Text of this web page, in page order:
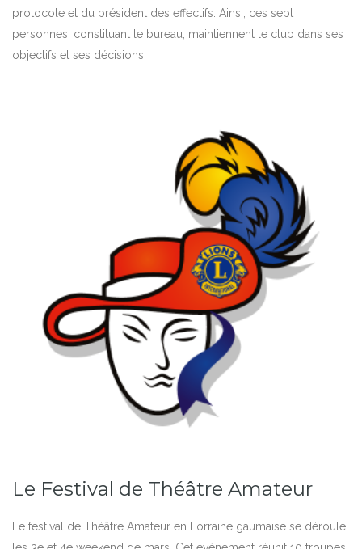
protocole et du président des effectifs. Ainsi, ces sept
personnes, constituant le bureau, maintiennent le club dans ses
objectifs et ses décisions.
Le Festival de Théâtre Amateur
Le festival de Théâtre Amateur en Lorraine gaumaise se déroule